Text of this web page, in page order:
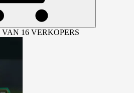
16 VERKOPERS